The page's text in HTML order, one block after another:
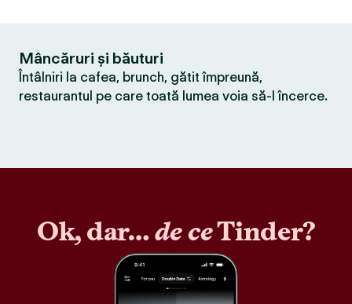
Mâncăruri și băuturi
Întâlniri la cafea, brunch, gătit împreună,
restaurantul pe care toată lumea voia să-l încerce.
Ok, dar…de ceTinder?